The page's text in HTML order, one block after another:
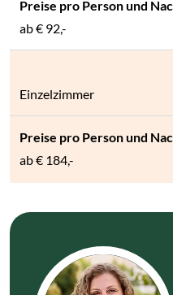
ab€ 92,-
Einzelzimmer
ab€ 184,-